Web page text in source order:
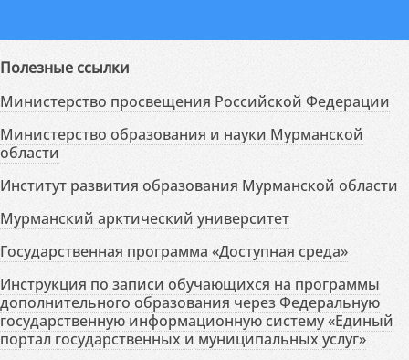
Полезные ссылки
Министерство просвещения Российской Федерации
Министерство образования и науки Мурманской
области
Институт развития образования Мурманской области
Мурманский арктический университет
Государственная программа «Доступная среда»
Инструкция по записи обучающихся на программы
дополнительного образования через Федеральную
государственную информационную систему «Единый
портал государственных и муниципальных услуг»